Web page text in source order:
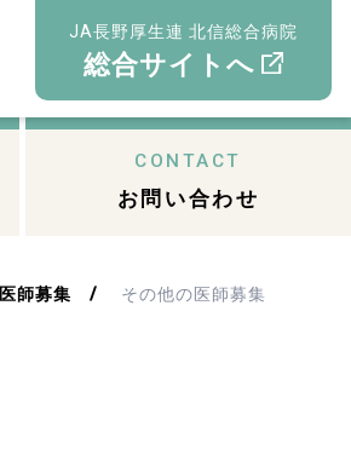
JA長野厚生連 北信総合病院
総合サイトへ
CONTACT
お問い合わせ
医師募集 その他の医師募集